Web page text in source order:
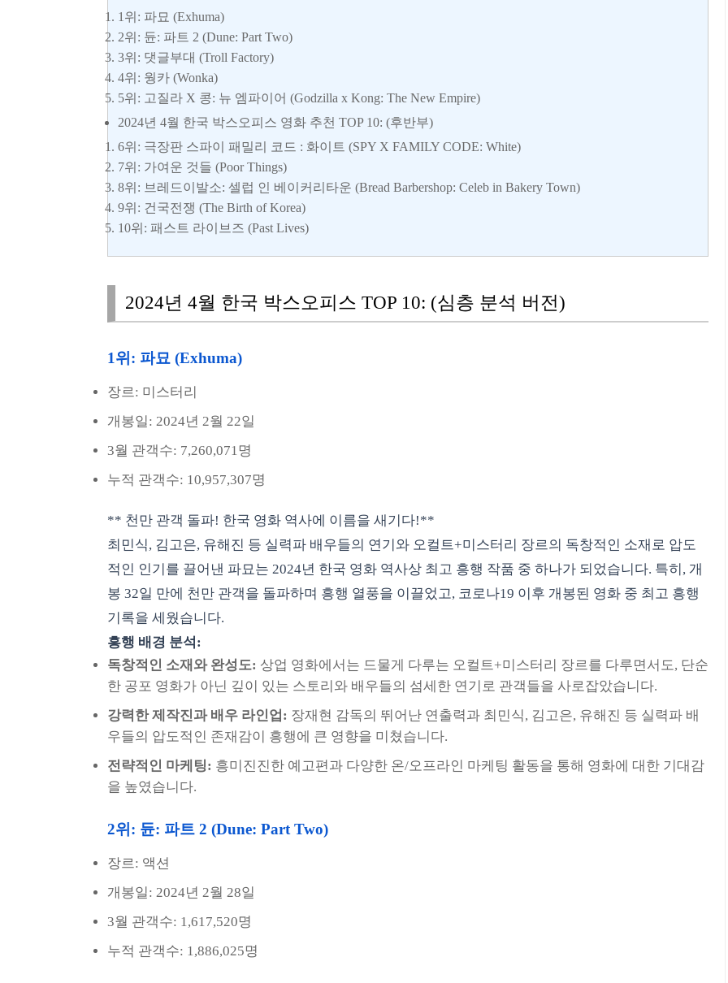
1위: 파묘 (Exhuma)
2위: 듄: 파트 2 (Dune: Part Two)
3위: 댓글부대 (Troll Factory)
4위: 웡카 (Wonka)
5위: 고질라 X 콩: 뉴 엠파이어 (Godzilla x Kong: The New Empire)
2024년 4월 한국 박스오피스 영화 추천 TOP 10: (후반부)
6위: 극장판 스파이 패밀리 코드 : 화이트 (SPY X FAMILY CODE: White)
7위: 가여운 것들 (Poor Things)
8위: 브레드이발소: 셀럽 인 베이커리타운 (Bread Barbershop: Celeb in Bakery Town)
9위: 건국전쟁 (The Birth of Korea)
10위: 패스트 라이브즈 (Past Lives)
2024년 4월 한국 박스오피스 TOP 10: (심층 분석 버전)
1위: 파묘 (Exhuma)
장르: 미스터리
개봉일: 2024년 2월 22일
3월 관객수: 7,260,071명
누적 관객수: 10,957,307명
** 천만 관객 돌파! 한국 영화 역사에 이름을 새기다!**
최민식, 김고은, 유해진 등 실력파 배우들의 연기와 오컬트+미스터리 장르의 독창적인 소재로 압도
적인 인기를 끌어낸 파묘는 2024년 한국 영화 역사상 최고 흥행 작품 중 하나가 되었습니다. 특히, 개
봉 32일 만에 천만 관객을 돌파하며 흥행 열풍을 이끌었고, 코로나19 이후 개봉된 영화 중 최고 흥행
기록을 세웠습니다.
흥행 배경 분석:
독창적인 소재와 완성도: 상업 영화에서는 드물게 다루는 오컬트+미스터리 장르를 다루면서도, 단순
한 공포 영화가 아닌 깊이 있는 스토리와 배우들의 섬세한 연기로 관객들을 사로잡았습니다.
강력한 제작진과 배우 라인업: 장재현 감독의 뛰어난 연출력과 최민식, 김고은, 유해진 등 실력파 배
우들의 압도적인 존재감이 흥행에 큰 영향을 미쳤습니다.
전략적인 마케팅: 흥미진진한 예고편과 다양한 온/오프라인 마케팅 활동을 통해 영화에 대한 기대감
을 높였습니다.
2위: 듄: 파트 2 (Dune: Part Two)
장르: 액션
개봉일: 2024년 2월 28일
3월 관객수: 1,617,520명
누적 관객수: 1,886,025명